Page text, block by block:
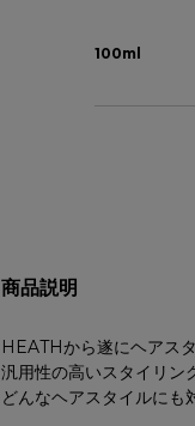
100ml
商品説明
HEATHから遂にヘアス
汎用性の高いスタイリン
どんなヘアスタイルにも